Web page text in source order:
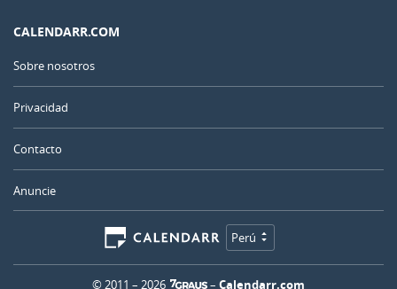
CALENDARR.COM
Sobre nosotros
Privacidad
Contacto
Anuncie
Perú
© 2011 – 2026 – Calendarr.com